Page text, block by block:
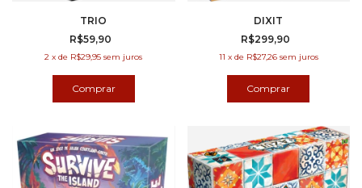
TRIO
R$59,90
2 xde R$29,95 sem juros
DIXIT
R$299,90
11 x de R$27,26 sem juros